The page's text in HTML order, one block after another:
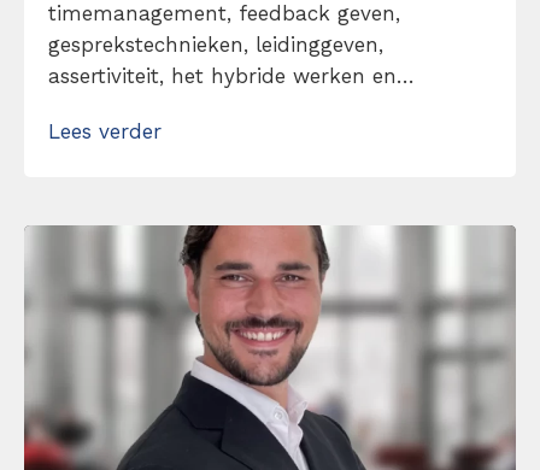
timemanagement, feedback geven,
gesprekstechnieken, leidinggeven,
assertiviteit, het hybride werken en
praktisch en gegeven door echte experts.
onze timemanagement trainers zelf super
georganiseerd en hebben onze […]
Lees verder